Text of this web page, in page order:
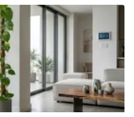
help-control-high-blood-
Nuez.
pdfs/nuez.pdf
nuts? Daily serving may help
2018/11/